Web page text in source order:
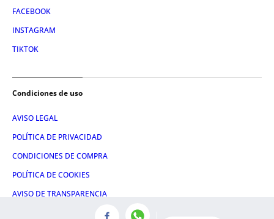
FACEBOOK
INSTAGRAM
TIKTOK
Condiciones de uso
AVISO LEGAL
POLÍTICA DE PRIVACIDAD
CONDICIONES DE COMPRA
POLÍTICA DE COOKIES
AVISO DE TRANSPARENCIA